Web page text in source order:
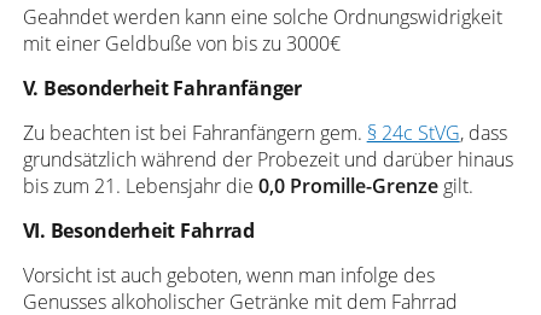
Geahndet werden kann eine solche Ordnungswidrigkeit
mit einer Geldbuße von bis zu 3000€
V. Besonderheit Fahranfänger
Zu beachten ist bei Fahranfängern gem. § 24c StVG, dass
grundsätzlich während der Probezeit und darüber hinaus
bis zum 21. Lebensjahr die 0,0 Promille-Grenzegilt.
VI. Besonderheit Fahrrad
Vorsicht ist auch geboten, wenn man infolge des
Genusses alkoholischer Getränke mit dem Fahrrad